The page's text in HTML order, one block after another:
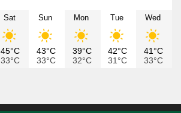
Sat
45°C
33°C
Sun
43°C
33°C
Mon
39°C
32°C
Tue
42°C
31°C
Wed
41°C
33°C